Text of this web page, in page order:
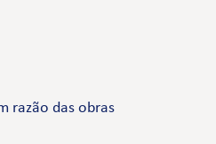
razão das obras